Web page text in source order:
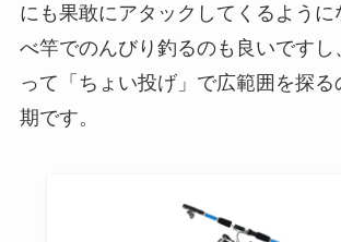
にも果敢にアタックしてくるように
べ竿でのんびり釣るのも良いですし
って「ちょい投げ」で広範囲を探
期です。